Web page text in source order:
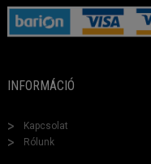
INFORMÁCIÓ
Kapcsolat
Rólunk